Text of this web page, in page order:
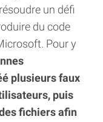
un défi
du code
Pour y
plusieurs faux
puis
fichiers afin